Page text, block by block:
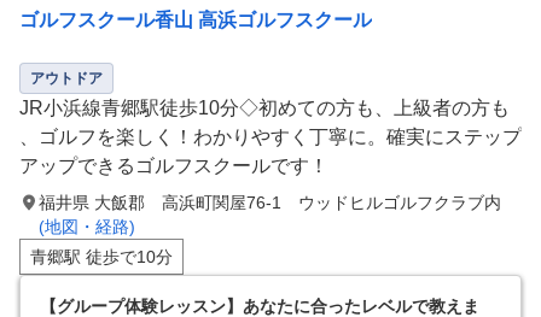
ゴルフスクール香山 高浜ゴルフスクール
アウトドア
JR小浜線青郷駅徒歩10分◇初めての方も、上級者の方も
、ゴルフを楽しく！わかりやすく丁寧に。確実にステップ
アップできるゴルフスクールです！
福井県 大飯郡 高浜町関屋76-1 ウッドヒルゴルフクラブ内
(地図・経路)
青郷駅 徒歩で10分
【グループ体験レッスン】あなたに合ったレベルで教えま